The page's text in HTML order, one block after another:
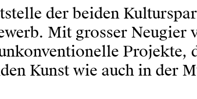
der beiden
Mit grosser Neugier
Projekte,
Kunst wie auch in der